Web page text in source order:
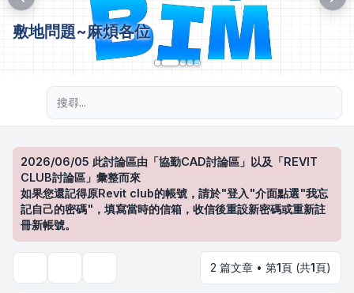
敷地問題~麻煩各位
2026/06/05 此討論區由「協勤CAD討論區」以及「REVIT
CLUB討論區」彙整而來
如果您還記得原Revit club的帳號，請於"登入"介面點選"我忘
記自己的密碼"，填寫當時的信箱，收信後重設新密碼或重新註
冊新帳號。
2 篇文章 • 第1頁 (共1頁)